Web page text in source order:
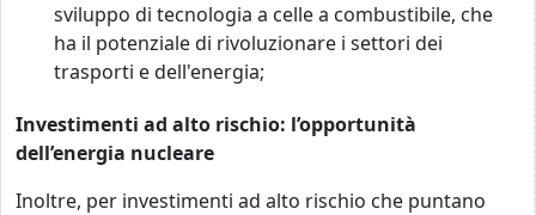
sviluppo di tecnologia a celle a combustibile, che
ha il potenziale di rivoluzionare i settori dei
trasporti e dell'energia;
Investimenti ad alto rischio: l’opportunità
dell’energia nucleare
Inoltre, per investimenti ad alto rischio che puntano